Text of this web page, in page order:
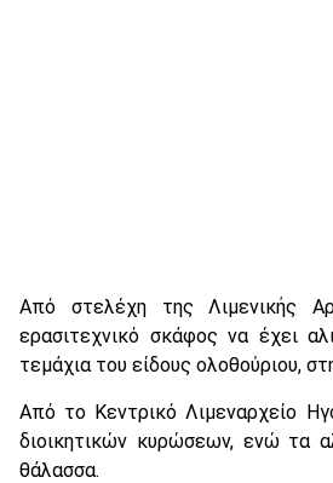
Από στελέχη της Λιμενικής
ερασιτεχνικό σκάφος να έχει
τεμάχια του είδους ολοθούριου,
Από το Κεντρικό Λιμεναρχείο
διοικητικών κυρώσεων, ενώ τα
θάλασσα.